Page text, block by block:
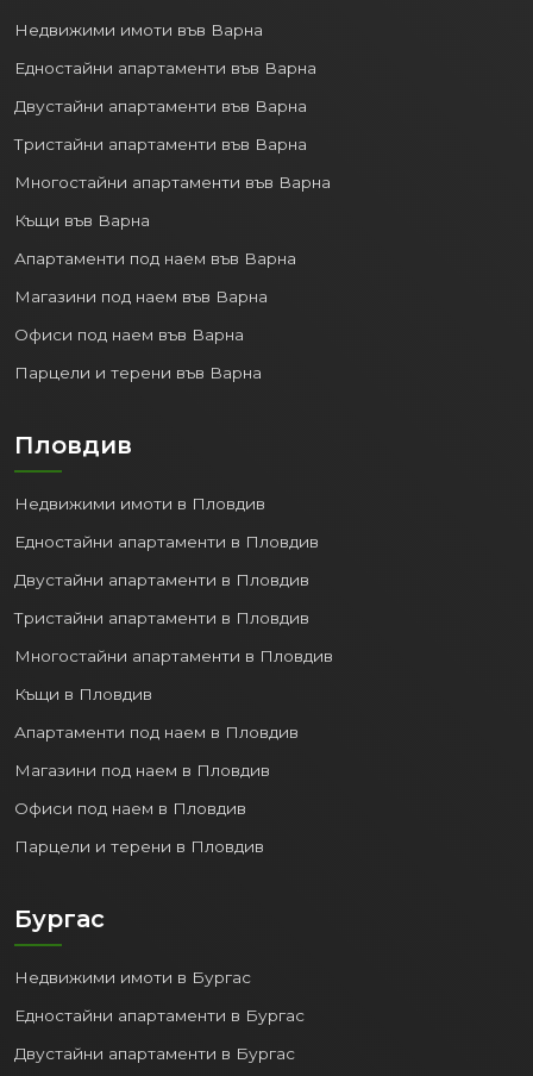
Недвижими имоти във Варна
Едностайни апартаменти във Варна
Двустайни апартаменти във Варна
Тристайни апартаменти във Варна
Многостайни апартаменти във Варна
Къщи във Варна
Апартаменти под наем във Варна
Магазини под наем във Варна
Офиси под наем във Варна
Парцели и терени във Варна
Пловдив
Недвижими имоти в Пловдив
Едностайни апартаменти в Пловдив
Двустайни апартаменти в Пловдив
Тристайни апартаменти в Пловдив
Многостайни апартаменти в Пловдив
Къщи в Пловдив
Апартаменти под наем в Пловдив
Магазини под наем в Пловдив
Офиси под наем в Пловдив
Парцели и терени в Пловдив
Бургас
Недвижими имоти в Бургас
Едностайни апартаменти в Бургас
Двустайни апартаменти в Бургас